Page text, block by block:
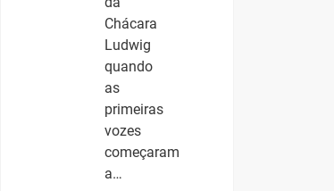
Chácara
Ludwig
quando
as
primeiras
vozes
começaram
a…